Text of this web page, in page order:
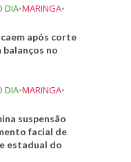
DIA•MARINGA•
após corte
balanços no
DIA•MARINGA•
suspensão
facial de
estadual do